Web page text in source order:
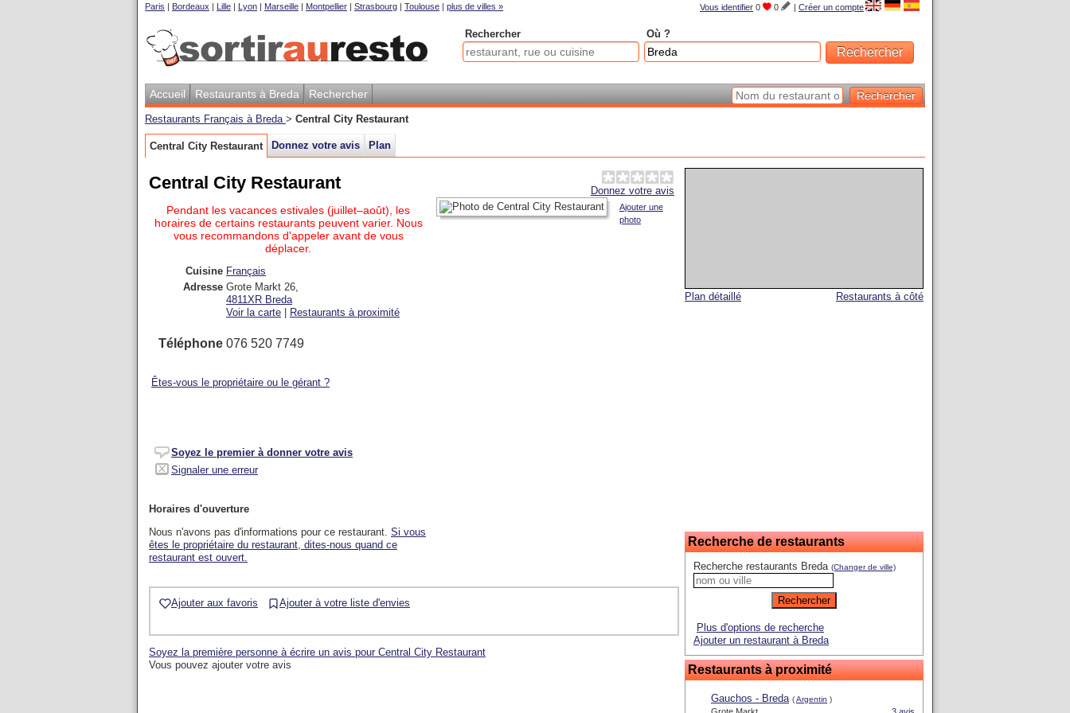
Vous identifier 0 0 | Créer un compte
Paris | Bordeaux | Lille | Lyon | Marseille | Montpellier | Strasbourg | Toulouse | plus de villes »
Rechercher Où ?
Accueil Restaurants à Breda Rechercher
Restaurants Français à Breda > Central City Restaurant
Central City Restaurant Donnez votre avis Plan
Restaurants à côté
Plan détaillé
Recherche de restaurants
Recherche restaurants Breda (Changer de ville)
Plus d'options de recherche
Ajouter un restaurant à Breda
Restaurants à proximité
Gauchos - Breda (Argentin )
Donnez votre avis
Central City Restaurant
Ajouter une
photo
Pendant les vacances estivales (juillet–août), les
horaires de certains restaurants peuvent varier. Nous
vous recommandons d'appeler avant de vous
déplacer.
Cuisine Français
Adresse Grote Markt 26,
4811XR Breda
Voir la carte
Restaurants à proximité
Téléphone 076 520 7749
Êtes-vous le propriétaire ou le gérant ?
Soyez le premier à donner votre avis
Signaler une erreur
Horaires d'ouverture
Nous n'avons pas d'informations pour ce restaurant. Si vous
êtes le propriétaire du restaurant, dites-nous quand ce
restaurant est ouvert.
Ajouter aux favoris Ajouter à votre liste d'envies
Soyez la première personne à écrire un avis pour Central City Restaurant
Vous pouvez ajouter votre avis